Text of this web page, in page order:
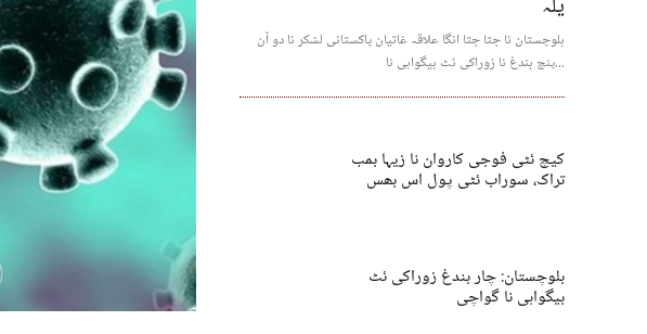
بلوچستان نا جتا جتا انگا علاقہ غاتیان پاکستانی لشکر نا دو آن
پنچ بندغ نا زوراکی ئٹ بیگواہی نا...
کیچ ئٹی فوجی کاروان نا زیہا بمب
تراک، سوراب ئٹی پول اس بھس
بلوچستان: چار بندغ زوراکی ئٹ
بیگواہی نا گواچی